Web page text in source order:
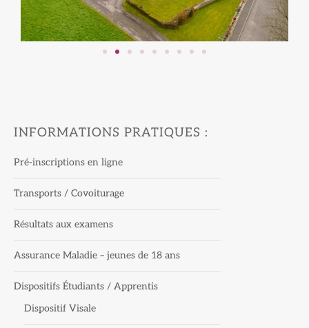
INFORMATIONS PRATIQUES :
Pré-inscriptions en ligne
Transports / Covoiturage
Résultats aux examens
Assurance Maladie – jeunes de 18 ans
Dispositifs Étudiants / Apprentis
Dispositif Visale